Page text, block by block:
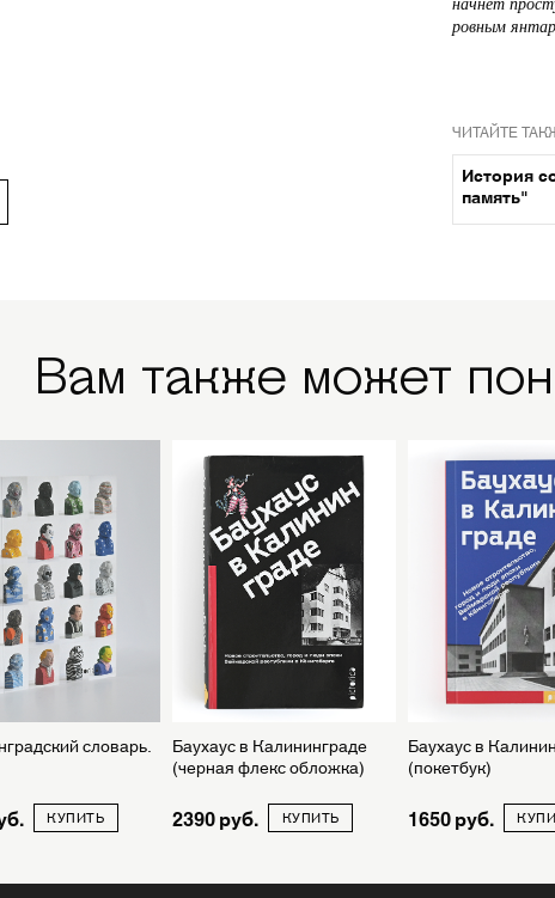
ровным
ЧИТАЙТЕ
История
память"
Вам также может
словарь.
КУПИТЬ
Баухаус в Калининграде
(черная флекс обложка)
2390 КУПИТЬ
Баухаус в
(покетбук)
1650